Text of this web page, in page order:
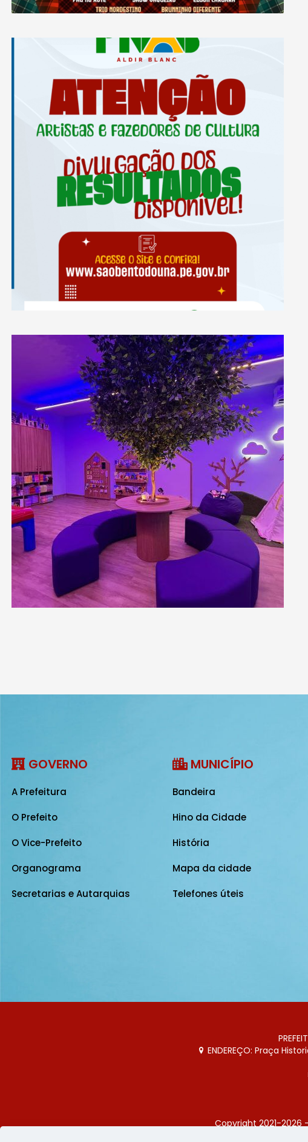
GOVERNO
A Prefeitura
O Prefeito
O Vice-Prefeito
Organograma
Secretarias e Autarquias
MUNICÍPIO
Bandeira
Hino da Cidade
História
Mapa da cidade
Telefones úteis
ENDEREÇO: Praça
Copyright 2021-2026